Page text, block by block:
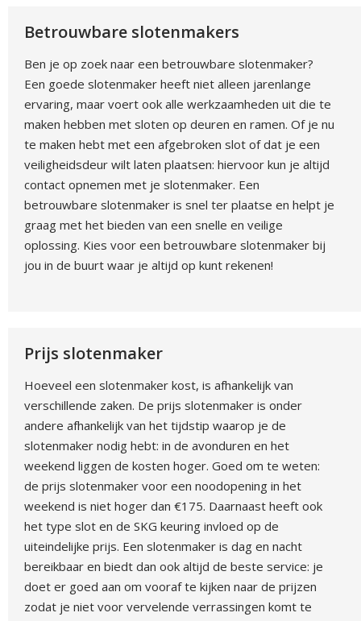
Betrouwbare slotenmakers
Ben je op zoek naar een betrouwbare slotenmaker?
Een goede slotenmaker heeft niet alleen jarenlange
ervaring, maar voert ook alle werkzaamheden uit die te
maken hebben met sloten op deuren en ramen. Of je nu
te maken hebt met een afgebroken slot of dat je een
veiligheidsdeur wilt laten plaatsen: hiervoor kun je altijd
contact opnemen met je slotenmaker. Een
betrouwbare slotenmaker is snel ter plaatse en helpt je
graag met het bieden van een snelle en veilige
oplossing. Kies voor een betrouwbare slotenmaker bij
jou in de buurt waar je altijd op kunt rekenen!
Prijs slotenmaker
Hoeveel een slotenmaker kost, is afhankelijk van
verschillende zaken. De prijs slotenmaker is onder
andere afhankelijk van het tijdstip waarop je de
slotenmaker nodig hebt: in de avonduren en het
weekend liggen de kosten hoger. Goed om te weten:
de prijs slotenmaker voor een noodopening in het
weekend is niet hoger dan €175. Daarnaast heeft ook
het type slot en de SKG keuring invloed op de
uiteindelijke prijs. Een slotenmaker is dag en nacht
bereikbaar en biedt dan ook altijd de beste service: je
doet er goed aan om vooraf te kijken naar de prijzen
zodat je niet voor vervelende verrassingen komt te